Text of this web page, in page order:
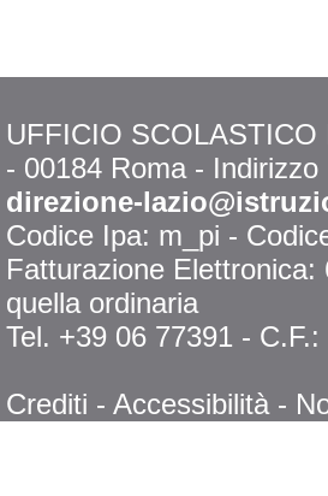
UFFICIO
- 00184 Roma -
direzione-
Codice Ipa: m_pi -
Fatturazione
quella ordinaria
Tel. +39 06 77391 -
Crediti - Accessibilità -